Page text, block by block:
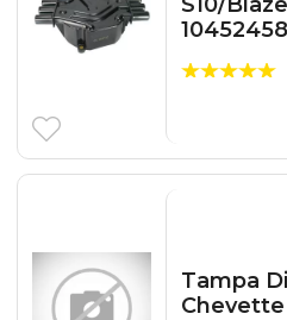
10452458
Tampa
Chevette